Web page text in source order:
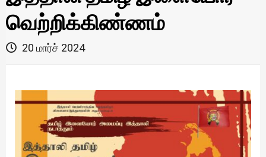
வெற்றிக்கிண்ணம்
20 மார்ச் 2024